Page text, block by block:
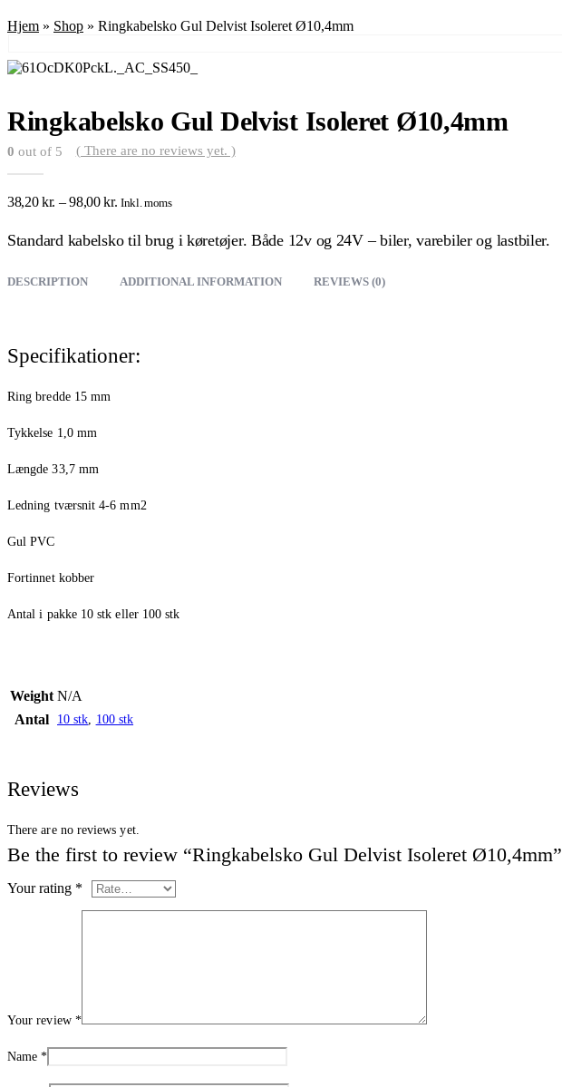
Hjem » Shop » Ringkabelsko Gul Delvist Isoleret Ø10,4mm
Ringkabelsko Gul Delvist Isoleret Ø10,4mm
0 out of 5 ( There are no reviews yet. )
38,20kr. –98,00kr. Inkl. moms
Standard kabelsko til brug i køretøjer. Både 12v og 24V – biler, varebiler og lastbiler.
DESCRIPTION ADDITIONAL INFORMATION REVIEWS (0)
Specifikationer:
Ring bredde 15 mm
Tykkelse 1,0 mm
Længde 33,7 mm
Ledning tværsnit 4-6 mm2
Gul PVC
Fortinnet kobber
Antal i pakke 10 stk eller 100 stk
Weight N/A
Antal
10 stk, 100 stk
Reviews
There are no reviews yet.
Be the first to review “Ringkabelsko Gul Delvist Isoleret Ø10,4mm”
Your rating *
Your review *
Name*